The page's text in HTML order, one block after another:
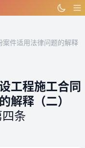
件适用法律问题的解释
工程施工合同
解释（二）
条